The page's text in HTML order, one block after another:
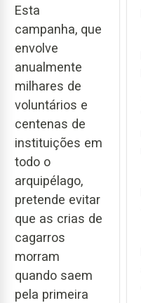
Esta
campanha, que
envolve
anualmente
milhares de
voluntários e
centenas de
instituições em
todo o
arquipélago,
pretende evitar
que as crias de
cagarros
morram
quando saem
pela primeira